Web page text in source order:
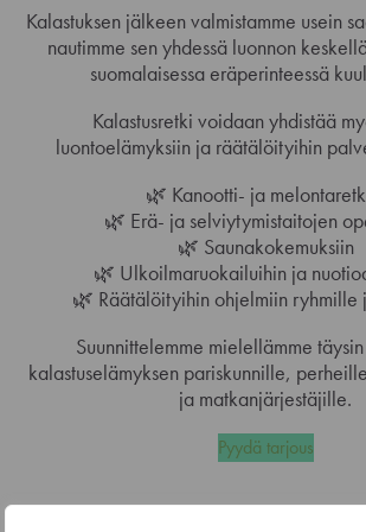
Kalastuksen jälkeen valmistamme usein
nautimme sen yhdessä luonnon
suomalaisessa eräperinteessä
Kalastusretki voidaan yhdistää
luontoelämyksiin ja räätälöityihin
🌿 Kanootti- ja
🌿 Erä- ja selviytymistaitojen
🌿 Saunakokemuksiin
🌿 Ulkoilmaruokailuihin ja
🌿 Räätälöityihin ohjelmiin ryhmille
Suunnittelemme mielellämme
kalastuselämyksen pariskunnille,
ja matkanjärjestäjille.
Pyydä tarjous